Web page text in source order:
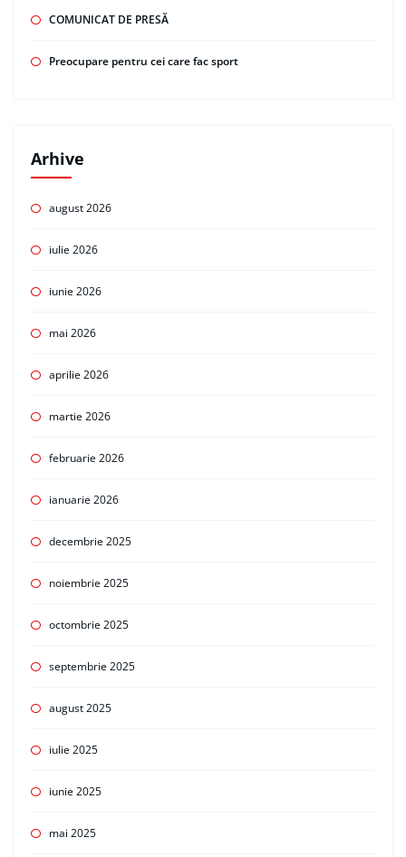
COMUNICAT DE PRESĂ
Preocupare pentru cei care fac sport
Arhive
august 2026
iulie 2026
iunie 2026
mai 2026
aprilie 2026
martie 2026
februarie 2026
ianuarie 2026
decembrie 2025
noiembrie 2025
octombrie 2025
septembrie 2025
august 2025
iulie 2025
iunie 2025
mai 2025